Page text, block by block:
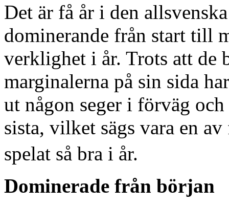
Det är få år i den
dominerande från start till
verklighet i år. Trots att de
marginalerna på sin sida
ut någon seger i förväg
sista, vilket sägs vara en
spelat så bra i år.
Dominerade från början